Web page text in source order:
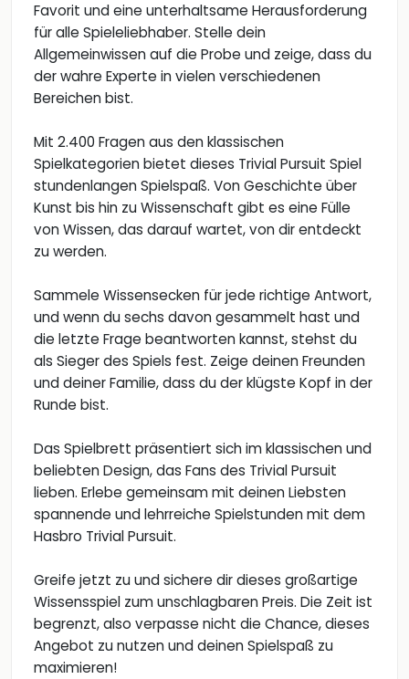
Favorit und eine unterhaltsame Herausforderung
für alle Spieleliebhaber. Stelle dein
Allgemeinwissen auf die Probe und zeige, dass du
der wahre Experte in vielen verschiedenen
Bereichen bist.
Mit 2.400 Fragen aus den klassischen
Spielkategorien bietet dieses Trivial Pursuit Spiel
stundenlangen Spielspaß. Von Geschichte über
Kunst bis hin zu Wissenschaft gibt es eine Fülle
von Wissen, das darauf wartet, von dir entdeckt
zu werden.
Sammele Wissensecken für jede richtige Antwort,
und wenn du sechs davon gesammelt hast und
die letzte Frage beantworten kannst, stehst du
als Sieger des Spiels fest. Zeige deinen Freunden
und deiner Familie, dass du der klügste Kopf in der
Runde bist.
Das Spielbrett präsentiert sich im klassischen und
beliebten Design, das Fans des Trivial Pursuit
lieben. Erlebe gemeinsam mit deinen Liebsten
spannende und lehrreiche Spielstunden mit dem
Hasbro Trivial Pursuit.
Greife jetzt zu und sichere dir dieses großartige
Wissensspiel zum unschlagbaren Preis. Die Zeit ist
begrenzt, also verpasse nicht die Chance, dieses
Angebot zu nutzen und deinen Spielspaß zu
maximieren!